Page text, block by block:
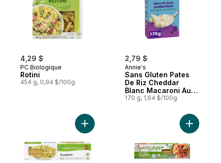
4,29 $
PC Biologique
Rotini
454 g, 0,94 $/100g
2,79 $
Annie's
Sans Gluten Pates
De Riz Cheddar
Blanc Macaroni Au
Fromage
170 g, 1,64 $/100g
Ajouter Spaghetti au panier Ajouter